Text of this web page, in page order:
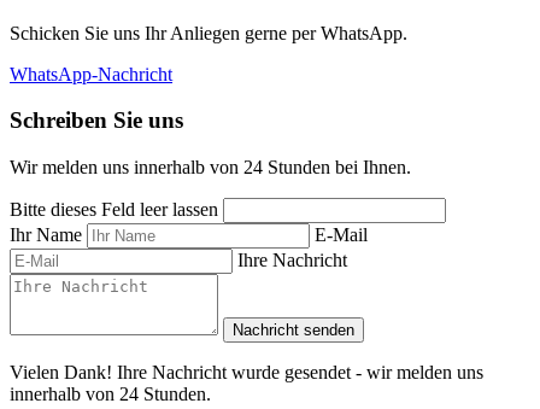
Schicken Sie uns Ihr Anliegen gerne per WhatsApp.
WhatsApp-Nachricht
Schreiben Sie uns
Wir melden uns innerhalb von 24 Stunden bei Ihnen.
Bitte dieses Feld leer lassen
Ihr Name
E-Mail
Ihre Nachricht
Nachricht senden
Vielen Dank! Ihre Nachricht wurde gesendet - wir melden uns
innerhalb von 24 Stunden.